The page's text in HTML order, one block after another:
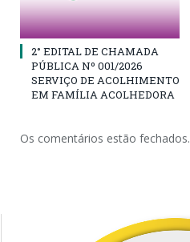
2° EDITAL DE CHAMADA
PÚBLICA Nº 001/2026
SERVIÇO DE ACOLHIMENTO
EM FAMÍLIA ACOLHEDORA
Os comentários estão fechados.